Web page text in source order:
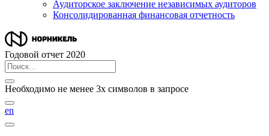
Аудиторское заключение независимых аудиторов
Консолидированная финансовая отчетность
Годовой отчет 2020
Необходимо не менее 3х символов в запросе
en